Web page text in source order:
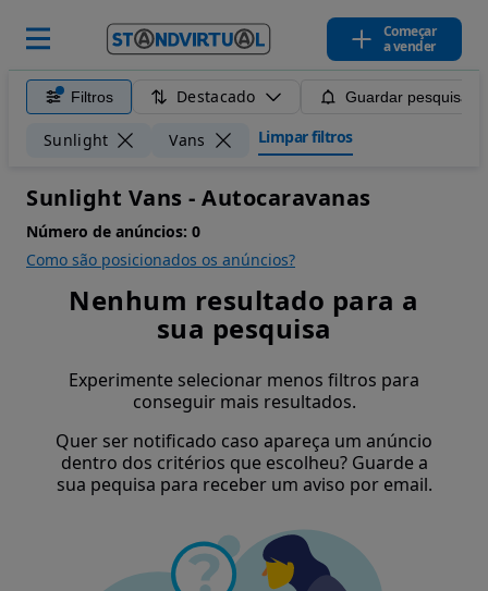
Começar
a vender
Filtros Destacado Guardar pesquisa
Sunlight Vans Limpar filtros
Sunlight Vans - Autocaravanas
Número de anúncios: 0
Como são posicionados os anúncios?
Nenhum resultado para a
sua pesquisa
Experimente selecionar menos filtros para
conseguir mais resultados.
Quer ser notificado caso apareça um anúncio
dentro dos critérios que escolheu? Guarde a
sua pequisa para receber um aviso por email.